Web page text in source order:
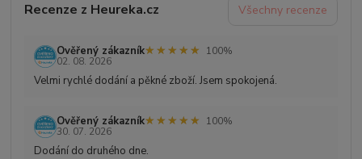
Recenze z Heureka.cz Všechny recenze
Ověřený zákazník★★★★★
★★★★★
100%
02. 08. 2026
Velmi rychlé dodání a pěkné zboží. Jsem spokojená.
Ověřený zákazník★★★★★
★★★★★
100%
30. 07. 2026
Dodání do druhého dne.